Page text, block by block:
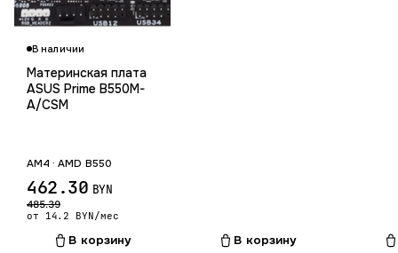
В наличии
Материнская плата
ASUS Prime B550M-
A/CSM
AM4 · AMD B550
462.30 BYN
485.39
от 14.2 BYN/мес
В корзину В корзину